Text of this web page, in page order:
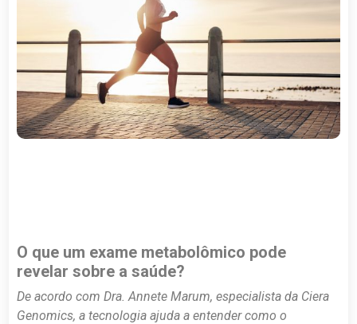
O que um exame metabolômico pode
revelar sobre a saúde?
De acordo com Dra. Annete Marum, especialista da Ciera
Genomics, a tecnologia ajuda a entendercomo o